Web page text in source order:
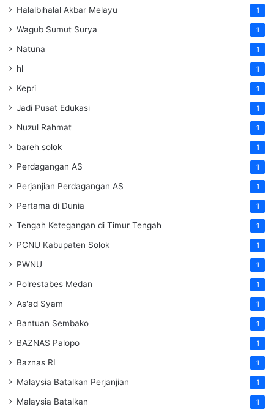
Halalbihalal Akbar Melayu 1
Wagub Sumut Surya 1
Natuna 1
hl 1
Kepri 1
Jadi Pusat Edukasi 1
Nuzul Rahmat 1
bareh solok 1
Perdagangan AS 1
Perjanjian Perdagangan AS 1
Pertama di Dunia 1
Tengah Ketegangan di Timur Tengah 1
PCNU Kabupaten Solok 1
PWNU 1
Polrestabes Medan 1
As'ad Syam 1
Bantuan Sembako 1
BAZNAS Palopo 1
Baznas RI 1
Malaysia Batalkan Perjanjian 1
Malaysia Batalkan 1